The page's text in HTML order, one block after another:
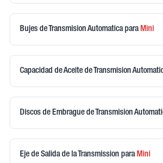
Bujes de Transmision Automaticapara Mini
Capacidad de Aceite de Transmision
Discos de Embrague de Transmision
Eje de Salida de la Transmission para Mini